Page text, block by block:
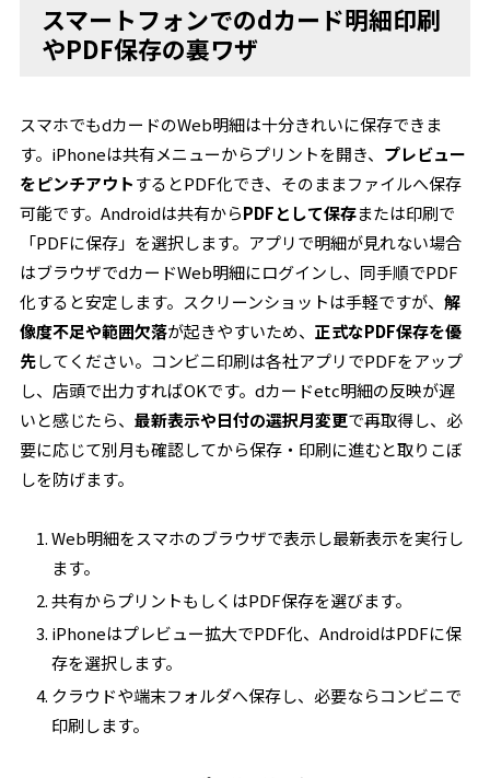
スマートフォンでのdカード明細印刷
やPDF保存の裏ワザ
スマホでもdカードのWeb明細は十分きれいに保存できま
す。iPhoneは共有メニューからプリントを開き、 プレビュー
をピンチアウトするとPDF化でき、そのままファイルへ保存
可能です。Androidは共有からPDFとして保存または印刷で
「PDFに保存」を選択します。アプリで明細が見れない場合
はブラウザでdカードWeb明細にログインし、同手順でPDF
化すると安定します。スクリーンショットは手軽ですが、解
像度不足や範囲欠落が起きやすいため、正式なPDF保存を優
先してください。コンビニ印刷は各社アプリでPDFをアップ
し、店頭で出力すればOKです。dカードetc明細の反映が遅
いと感じたら、最新表示や日付の選択月変更で再取得し、必
要に応じて別月も確認してから保存・印刷に進むと取りこぼ
しを防げます。
Web明細をスマホのブラウザで表示し最新表示を実行し
ます。
共有からプリントもしくはPDF保存を選びます。
iPhoneはプレビュー拡大でPDF化、AndroidはPDFに保
存を選択します。
クラウドや端末フォルダへ保存し、必要ならコンビニで
印刷します。